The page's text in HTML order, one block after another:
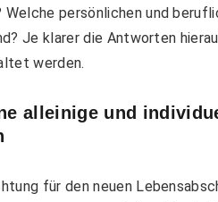
Welche persönlichen und
Je klarer die Antworten
werden.
alleinige und
für den neuen